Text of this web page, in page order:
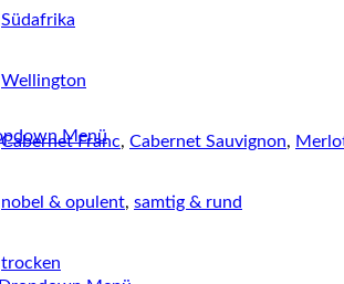
Südafrika
Wellington
Cabernet Franc, Cabernet Sauvignon,
nobel & opulent, samtig & rund
trocken